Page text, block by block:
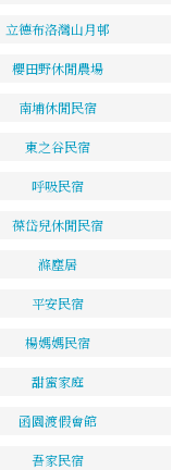
立德布洛灣山月邨
櫻田野休閒農場
南埔休閒民宿
東之谷民宿
呼吸民宿
葆岱兒休閒民宿
滌塵居
平安民宿
楊媽媽民宿
甜蜜家庭
函園渡假會館
吾家民宿